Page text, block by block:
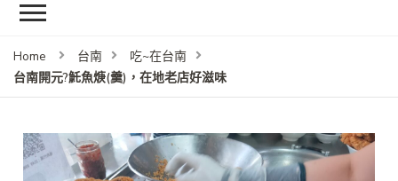
Home 台南
吃~在台南
台南開元?魠魚焿(羹)，在地老店好滋味